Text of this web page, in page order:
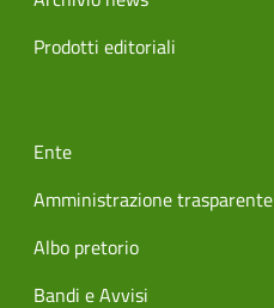
Prodotti editoriali
menu footer
Ente
Amministrazione trasparente
Albo pretorio
Bandi e Avvisi